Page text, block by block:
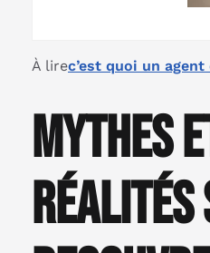
À lirec’est quoi un
Mythes
réalités